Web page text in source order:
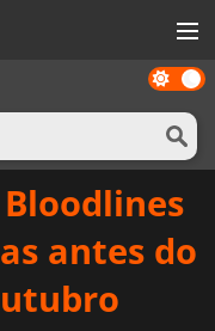
Dark
mode
antes do